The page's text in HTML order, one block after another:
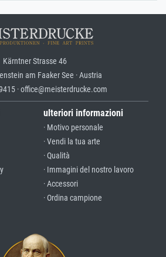
Kärntner Strasse 46
am Faaker See · Austria
· office@meisterdrucke.com
ulteriori informazioni
· Motivo personale
· Vendi la tua arte
· Qualità
· Immagini del nostro lavoro
· Accessori
· Ordina campione